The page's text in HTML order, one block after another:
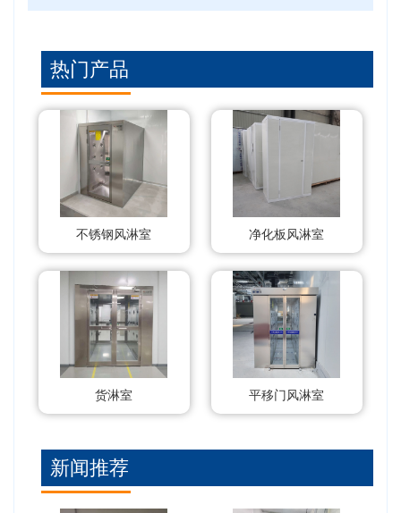
热门产品
不锈钢风淋室 净化板风淋室
货淋室 平移门风淋室
新闻推荐